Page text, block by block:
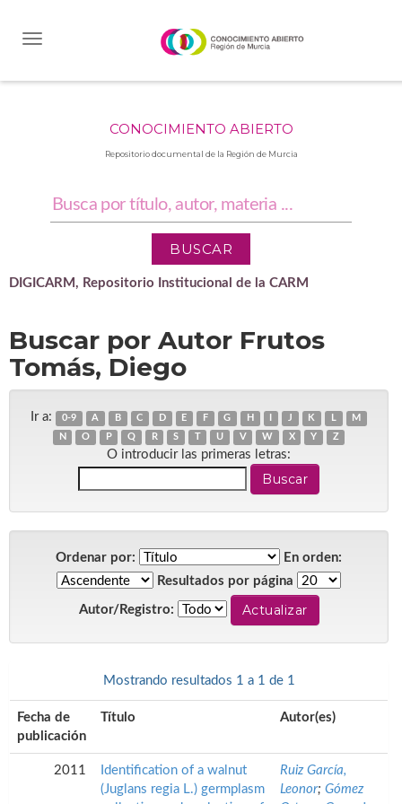
CONOCIMIENTO ABIERTO
Repositorio documental de la Región de Murcia
DIGICARM, Repositorio Institucional de la CARM
Buscar por Autor Frutos
Tomás, Diego
Ir a: 0-9 A B C D E F G H J K L
M
N
O P Q R S U V W X Y Z
O introducir las primeras letras:
Ordenar por:
En orden:
Resultados por página
Autor/Registro:
Mostrando resultados 1 a 1 de 1
Fecha de
publicación
Título Autor(es)
2011
Identification of a walnut
(Juglans regia L.) germplasm
Ruiz García,
Leonor; Gómez